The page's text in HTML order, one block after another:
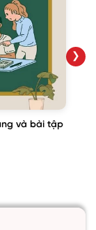
và bài tập
❯